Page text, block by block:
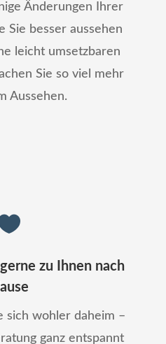
Änderungen Ihrer
Sie besser aussehen
leicht umsetzbaren
Sie so viel mehr
Aussehen.
zu Ihnen nach
sich wohler daheim –
ganz entspannt